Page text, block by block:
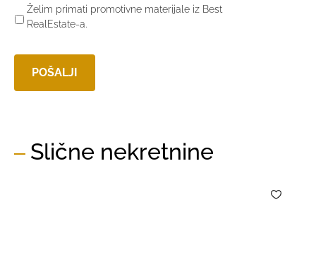
Želim primati promotivne materijale iz Best
RealEstate-a.
Slične nekretnine